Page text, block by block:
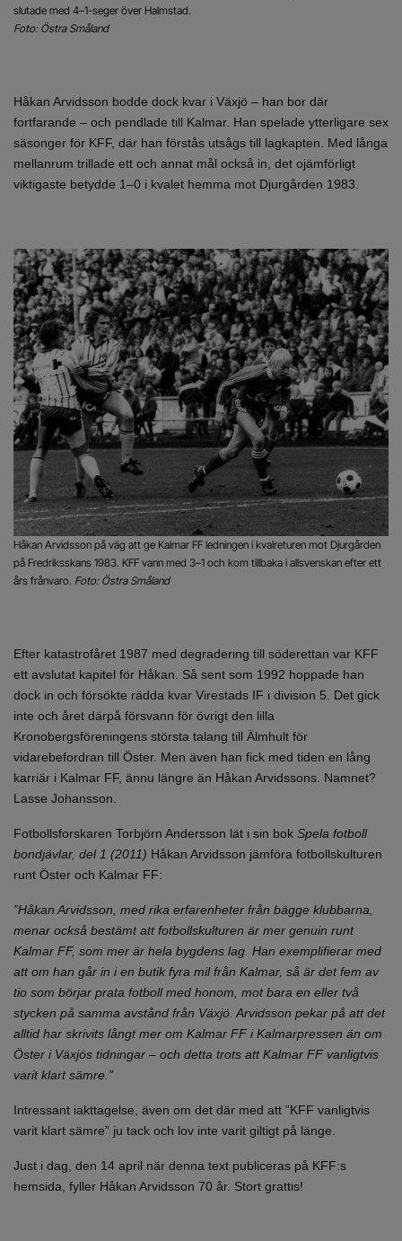
slutade med 4–1-seger över Halmstad.
Foto: Östra Småland
Håkan Arvidsson bodde dock kvar i Växjö – han bor där
fortfarande – och pendlade till Kalmar. Han spelade ytterligare sex
säsonger för KFF, där han förstås utsågs till lagkapten. Med långa
mellanrum trillade ett och annat mål också in, det ojämförligt
viktigaste betydde 1–0 i kvalet hemma mot Djurgården 1983.
Håkan Arvidsson på väg att ge Kalmar FF ledningen i kvalreturen mot Djurgården
på Fredriksskans 1983. KFF vann med 3–1 och kom tillbaka i allsvenskan efter ett
års frånvaro. Foto: Östra Småland
Efter katastrofåret 1987 med degradering till söderettan var KFF
ett avslutat kapitel för Håkan. Så sent som 1992 hoppade han
dock in och försökte rädda kvar Virestads IF i division 5. Det gick
inte och året därpå försvann för övrigt den lilla
Kronobergsföreningens största talang till Älmhult för
vidarebefordran till Öster. Men även han fick med tiden en lång
karriär i Kalmar FF, ännu längre än Håkan Arvidssons. Namnet?
Lasse Johansson.
Fotbollsforskaren Torbjörn Andersson lät i sin bok Spela fotboll
bondjävlar, del 1 (2011) Håkan Arvidsson jämföra fotbollskulturen
runt Öster och Kalmar FF:
”Håkan Arvidsson, med rika erfarenheter från bägge klubbarna,
menar också bestämt att fotbollskulturen är mer genuin runt
Kalmar FF, som mer är hela bygdens lag. Han exemplifierar med
att om han går in i en butik fyra mil från Kalmar, så är det fem av
tio som börjar prata fotboll med honom, mot bara en eller två
stycken på samma avstånd från Växjö. Arvidsson pekar på att det
alltid har skrivits långt mer om Kalmar FF i Kalmarpressen än om
Öster i Växjös tidningar – och detta trots att Kalmar FF vanligtvis
varit klart sämre.”
Intressant iakttagelse, även om det där med att ”KFF vanligtvis
varit klart sämre” ju tack och lov inte varit giltigt på länge.
Just i dag, den 14 april när denna text publiceras på KFF:s
hemsida, fyller Håkan Arvidsson 70 år. Stort grattis!